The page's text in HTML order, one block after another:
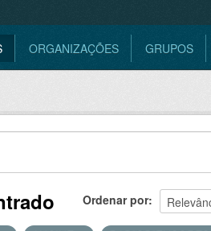
ORGANIZAÇÕES GRUPOS
Ordenar por